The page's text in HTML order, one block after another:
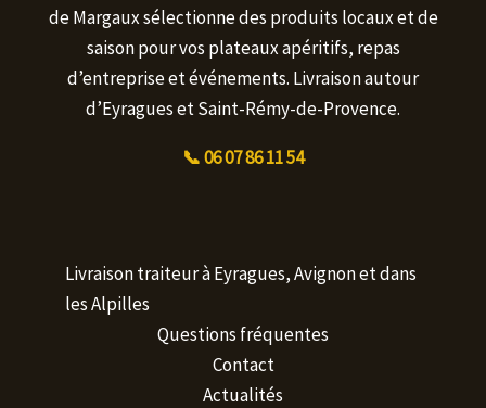
de Margaux sélectionne des produits locaux et de
saison pour vos plateaux apéritifs, repas
d’entreprise et événements. Livraison autour
d’Eyragues et Saint-Rémy-de-Provence.
📞 06 07 86 11 54
Livraison traiteur à Eyragues, Avignon et dans
les Alpilles
Questions fréquentes
Contact
Actualités